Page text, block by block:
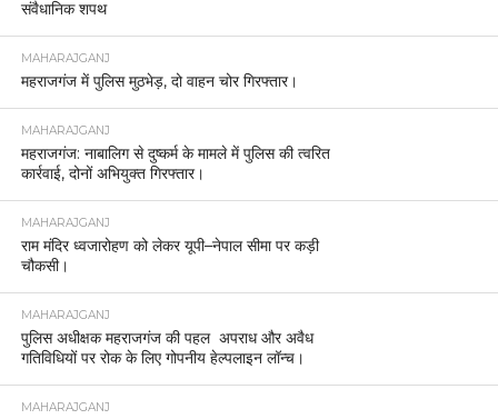
संवैधानिक शपथ
MAHARAJGANJ
महराजगंज में पुलिस मुठभेड़, दो वाहन चोर गिरफ्तार।
MAHARAJGANJ
महराजगंज: नाबालिग से दुष्कर्म के मामले में पुलिस की त्वरित
कार्रवाई, दोनों अभियुक्त गिरफ्तार।
MAHARAJGANJ
राम मंदिर ध्वजारोहण को लेकर यूपी–नेपाल सीमा पर कड़ी
चौकसी।
MAHARAJGANJ
पुलिस अधीक्षक महराजगंज की पहल अपराध और अवैध
गतिविधियों पर रोक के लिए गोपनीय हेल्पलाइन लॉन्च।
MAHARAJGANJ